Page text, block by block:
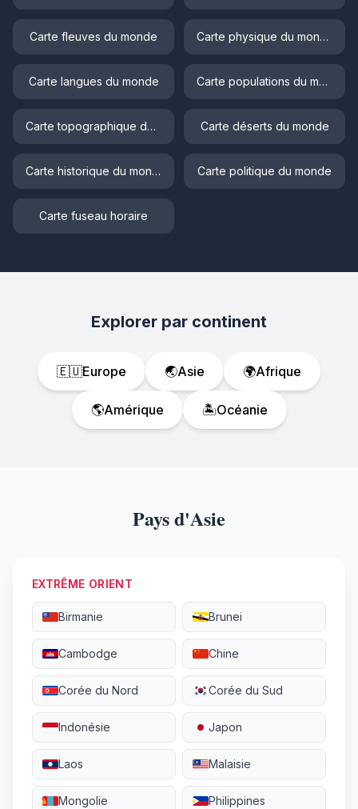
Carte fleuves du monde Carte physique du monde
Carte langues du monde Carte populations du monde
Carte topographique du monde Carte déserts du monde
Carte historique du monde Carte politique du monde
Carte fuseau horaire
Explorer par continent
🇪🇺Europe 🌏Asie 🌍Afrique
🌎Amérique 🏝️Océanie
Pays d'Asie
EXTRÊME ORIENT
Birmanie Brunei
Cambodge Chine
Corée du Nord Corée du Sud
Indonésie Japon
Laos Malaisie
Mongolie Philippines